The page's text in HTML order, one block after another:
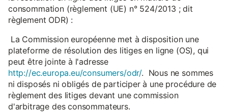
consommation (règlement (UE) n° 524/2013 ; dit
règlement ODR) :
La Commission européenne met à disposition une
plateforme de résolution des litiges en ligne (OS), qui
peut être jointe à l'adresse
http://ec.europa.eu/consumers/odr/. Nous ne sommes
ni disposés ni obligés de participer à une procédure de
règlement des litiges devant une commission
d'arbitrage des consommateurs.